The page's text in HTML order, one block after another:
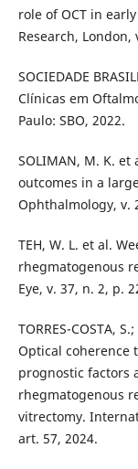
role of OCT in
Research, London,
SOCIEDADE
Clínicas em
Paulo: SBO, 2022.
SOLIMAN, M. K.
outcomes in a
Ophthalmology, v.
TEH, W. L. et al.
rhegmatogenous
Eye, v. 37, n. 2, p.
TORRES-COSTA,
Optical coherence
prognostic factors
rhegmatogenous
vitrectomy.
art. 57, 2024.